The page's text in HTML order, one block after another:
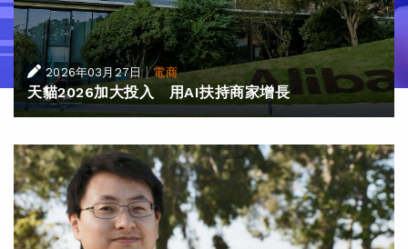
2026年03月27日 |電商
天貓2026加大投入 用AI扶持商家增長